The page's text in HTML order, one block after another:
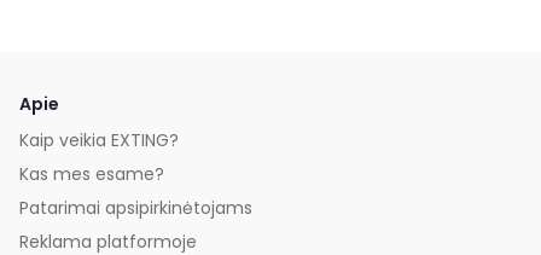
Apie
Kaip veikia EXTING?
Kas mes esame?
Patarimai apsipirkinėtojams
Reklama platformoje